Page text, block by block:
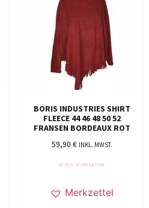
BORIS INDUSTRIES SHIRT
FLEECE 44 46 48 50 52
FRANSEN BORDEAUX ROT
59,90 € INKL. MWST.
IN DEN WARENKORB
Merkzettel